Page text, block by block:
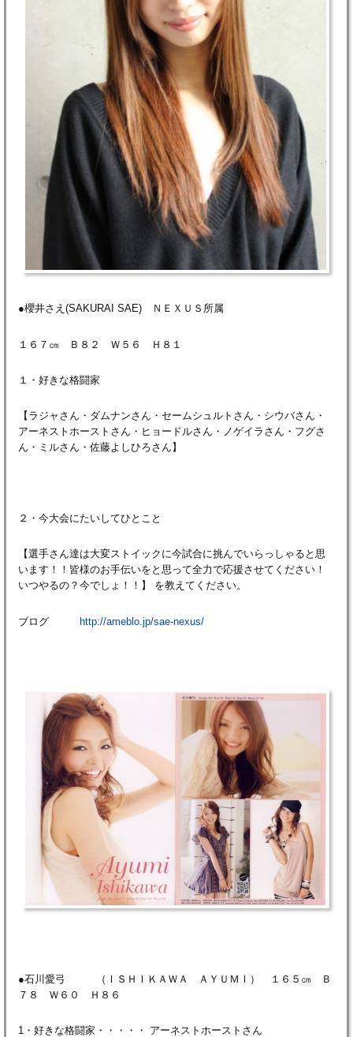
●櫻井さえ(SAKURAI SAE) ＮＥＸＵＳ所属
１６７㎝ Ｂ８２ Ｗ５６ Ｈ８１
１・好きな格闘家
【ラジャさん・ダムナンさん・セームシュルトさん・シウバさん・
アーネストホーストさん・ヒョードルさん・ノゲイラさん・フグさ
ん・ミルさん・佐藤よしひろさん】
２・今大会にたいしてひとこと
【選手さん達は大変ストイックに今試合に挑んでいらっしゃると思
います！！皆様のお手伝いをと思って全力で応援させてください！
いつやるの？今でしょ！！】 を教えてください。
ブログ http://ameblo.jp/sae-nexus/
●石川愛弓 （ＩＳＨＩＫＡＷＡ ＡＹＵＭＩ） １６５㎝ Ｂ
７８ Ｗ６０ Ｈ８６
1・好きな格闘家・・・・・ アーネストホーストさん